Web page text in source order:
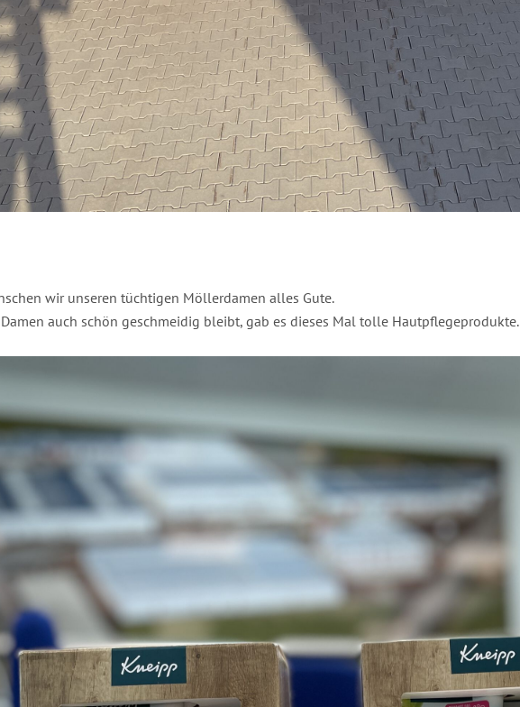
wir unseren tüchtigen Möllerdamen alles Gute.
auch schön geschmeidig bleibt, gab es dieses Mal tolle Hautpflegeprodukte.